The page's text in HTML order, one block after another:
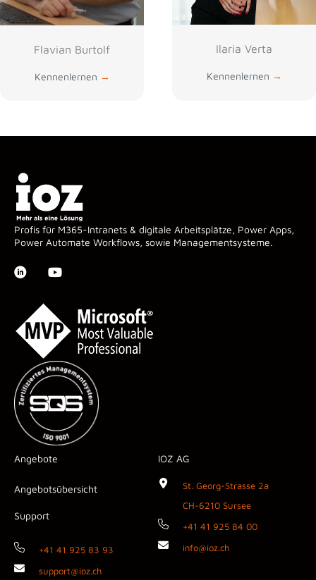
Flavian Burtolf
Kennenlernen →
Ilaria Verta
Kennenlernen →
Profis für M365-Intranets & digitale Arbeitsplätze, Power Apps,
Power Automate Workflows, sowie Managementsysteme.
Angebote
Angebotsübersicht
Support
+41 41 925 83 93
support@ioz.ch
IOZ AG
St. Georg-Strasse 2a
CH-6210 Sursee
+41 41 925 84 00
info@ioz.ch